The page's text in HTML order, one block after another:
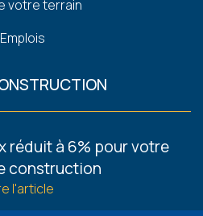
votre terrain
Emplois
réduit à 6% pour votre
construction
l'article